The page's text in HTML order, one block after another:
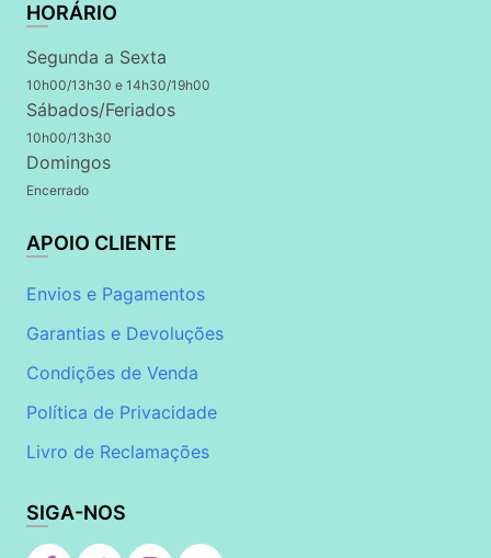
HORÁRIO
Segunda a Sexta
10h00/13h30 e 14h30/19h00
Sábados/Feriados
10h00/13h30
Domingos
Encerrado
APOIO CLIENTE
Envios e Pagamentos
Garantias e Devoluções
Condições de Venda
Política de Privacidade
Livro de Reclamações
SIGA-NOS